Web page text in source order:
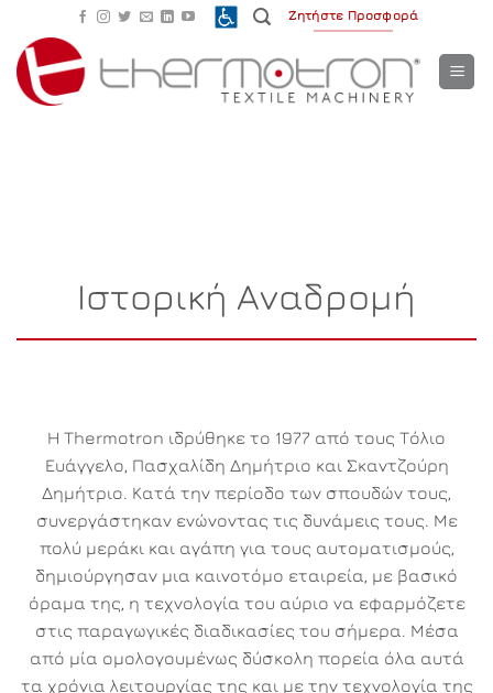
Μετάβαση
στο
περιεχόμενο
Ζητήστε Προσφορά
Ιστορική Αναδρομή
Η Thermotron ιδρύθηκε το 1977 από τους Τόλιο
Ευάγγελο, Πασχαλίδη Δημήτριο και Σκαντζούρη
Δημήτριο. Κατά την περίοδο των σπουδών τους,
συνεργάστηκαν ενώνοντας τις δυνάμεις τους. Με
πολύ μεράκι και αγάπη για τους αυτοματισμούς,
δημιούργησαν μια καινοτόμο εταιρεία, με βασικό
όραμα της, η τεχνολογία του αύριο να εφαρμόζετε
στις παραγωγικές διαδικασίες του σήμερα. Μέσα
από μία ομολογουμένως δύσκολη πορεία όλα αυτά
τα χρόνια λειτουργίας της και με την τεχνολογία της